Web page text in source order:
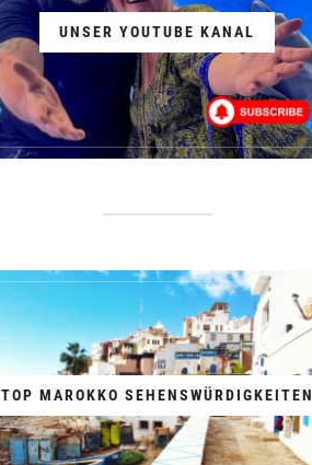
UNSER YOUTUBE KANAL
TOP MAROKKO SEHENSWÜRDIGKEITEN